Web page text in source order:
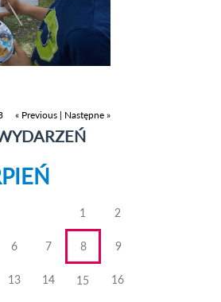
« Previous | Następne »
1 2
6 7 8 9
13 14 15 16